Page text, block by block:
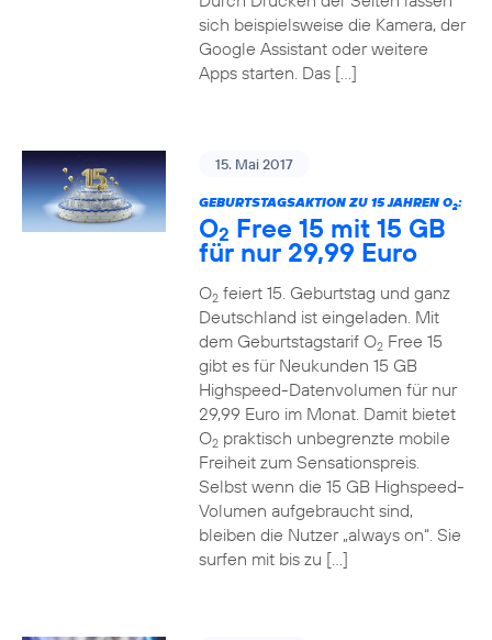
sich beispielsweise die Kamera, der
Google Assistant oder weitere
Apps starten. Das […]
15. Mai 2017
GEBURTSTAGSAKTION ZU 15 JAHREN O2:
O2 Free 15 mit 15 GB
für nur 29,99 Euro
O2feiert 15. Geburtstag und ganz
Deutschland ist eingeladen. Mit
dem Geburtstagstarif O2Free 15
gibt es für Neukunden 15 GB
Highspeed-Datenvolumen für nur
29,99 Euro im Monat. Damit bietet
O2praktisch unbegrenzte mobile
Freiheit zum Sensationspreis.
Selbst wenn die 15 GB Highspeed-
Volumen aufgebraucht sind,
bleiben die Nutzer „always on“. Sie
surfen mit bis zu […]